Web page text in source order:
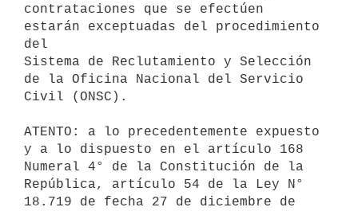
contrataciones que se efectúen
estarán exceptuadas del procedimiento
del
Sistema de Reclutamiento y Selección
de la Oficina Nacional del Servicio
Civil (ONSC).
ATENTO: a lo precedentemente expuesto
y a lo dispuesto en el artículo 168
Numeral 4° de la Constitución de la
República, artículo 54 de la Ley N°
18.719 de fecha 27 de diciembre de